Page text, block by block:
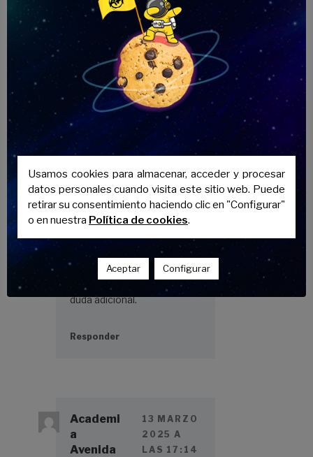
velasquez
Magnífica informacio
Responder
Academi
a
Avenida
Andaluci
a
20 JUNIO
2024 A
LAS 10:25
Gracias Marta, estamos a
tu disposición en el
952303553 ante cualquier
duda adicional.
Responder
Academi
a
Avenida
13 MARZO
2025 A
LAS 17:14
Usamos cookies para almacenar, acceder y procesar
datos personales cuando visita este sitio web. Puede
retirar su consentimiento haciendo clic en "Configurar"
o en nuestra Política de cookies.
Aceptar Configurar